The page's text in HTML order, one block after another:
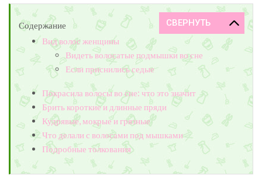
Содержание
Вид волос женщины
Видеть волосатые подмышки во сне
Если приснились седые
Покрасила волосы во сне: что это значит
Брить короткие и длинные пряди
Кудрявые, мокрые и грязные
Что делали с волосами под мышками
Подробные толкования